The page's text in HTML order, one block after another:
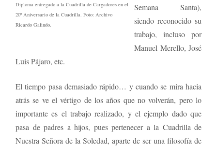
Diploma entregado a la Cuadrilla de Cargadores en el
20º Aniversario de la Cuadrilla. Foto: Archivo
Ricardo Galindo.
Semana Santa),
siendo reconocido su
trabajo, incluso por
Manuel Merello, José
Luis Pájaro, etc.
El tiempo pasa demasiado rápido… y cuando se mira hacia
atrás se ve el vértigo de los años que no volverán, pero lo
importante es el trabajo realizado, y el ejemplo dado que
pasa de padres a hijos, pues pertenecer a la Cuadrilla de
Nuestra Señora de la Soledad, aparte de ser una filosofía de